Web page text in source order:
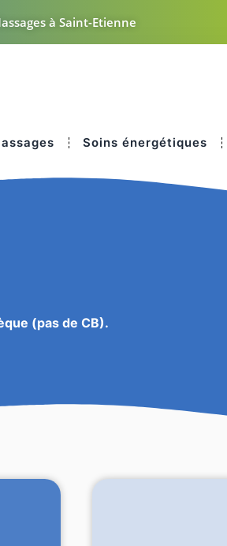
à Saint-Etienne
Soins énergétiques
(pas de CB).